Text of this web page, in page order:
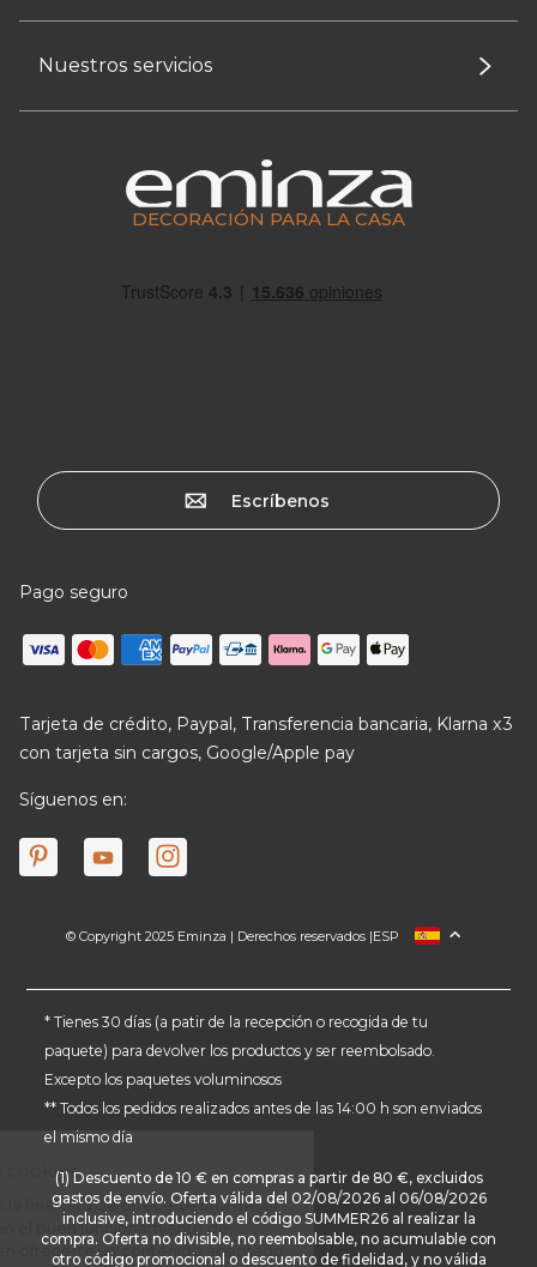
Nuestros servicios
DECORACIÓN PARA LA CASA
Escríbenos
Pago seguro
Tarjeta de crédito, Paypal, Transferencia bancaria, Klarna x3
con tarjeta sin cargos, Google/Apple pay
Síguenos en:
© Copyright 2025 Eminza | Derechos reservados |
FRANCIA
ALEMANIA
PAÍSES BAJOS
ESP
* Tienes 30 días (a patir de la recepción o recogida de tu
paquete) para devolver los productos y ser reembolsado.
Excepto los paquetes voluminosos
** Todos los pedidos realizados antes de las 14:00 h son enviados
el mismo día
(1) Descuento de 10 € en compras a partir de 80 €, excluidos
gastos de envío. Oferta válida del 02/08/2026 al 06/08/2026
inclusive, introduciendo el código SUMMER26 al realizar la
compra. Oferta no divisible, no reembolsable, no acumulable con
otro código promocional o descuento de fidelidad, y no válida